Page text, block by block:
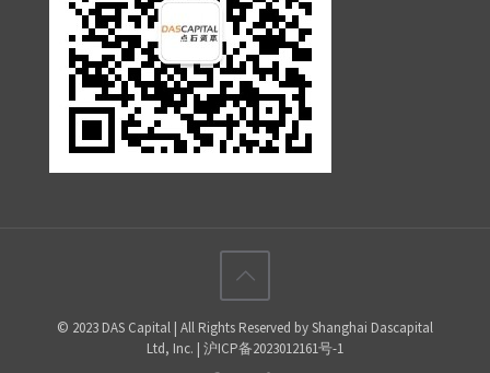
© 2023 DAS Capital | All Rights Reserved by Shanghai Dascapital
Ltd, Inc. | 沪ICP备2023012161号-1